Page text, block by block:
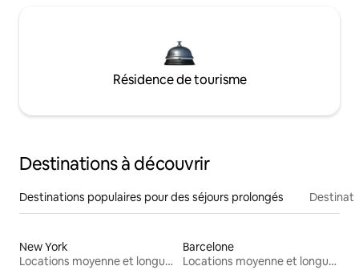
Résidence de tourisme
Destinations à découvrir
Destinations populaires pour des séjours prolongés
New York
Locations moyenne et longue durée
Barcelone
Locations moyenne et longue durée